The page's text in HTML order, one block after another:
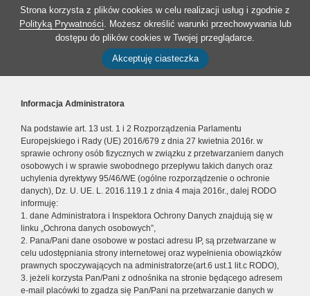
Strona korzysta z plików cookies w celu realizacji usług i zgodnie z
Polityką Prywatności. Możesz określić warunki przechowywania lub
dostępu do plików cookies w Twojej przeglądarce.
Akceptuję ciasteczka
Informacja Administratora
Na podstawie art. 13 ust. 1 i 2 Rozporządzenia Parlamentu
Europejskiego i Rady (UE) 2016/679 z dnia 27 kwietnia 2016r. w
sprawie ochrony osób fizycznych w związku z przetwarzaniem danych
osobowych i w sprawie swobodnego przepływu takich danych oraz
uchylenia dyrektywy 95/46/WE (ogólne rozporządzenie o ochronie
danych), Dz. U. UE. L. 2016.119.1 z dnia 4 maja 2016r., dalej RODO
informuję:
1. dane Administratora i Inspektora Ochrony Danych znajdują się w
linku „Ochrona danych osobowych”,
2. Pana/Pani dane osobowe w postaci adresu IP, są przetwarzane w
celu udostępniania strony internetowej oraz wypełnienia obowiązków
prawnych spoczywających na administratorze(art.6 ust.1 lit.c RODO),
3. jeżeli korzysta Pan/Pani z odnośnika na stronie będącego adresem
e-mail placówki to zgadza się Pan/Pani na przetwarzanie danych w